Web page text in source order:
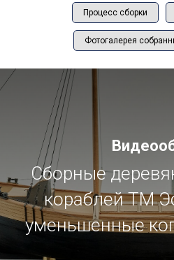
Процесс сборки
Фотогалерея
Сборные
кораблей ТМ
уменьшенные